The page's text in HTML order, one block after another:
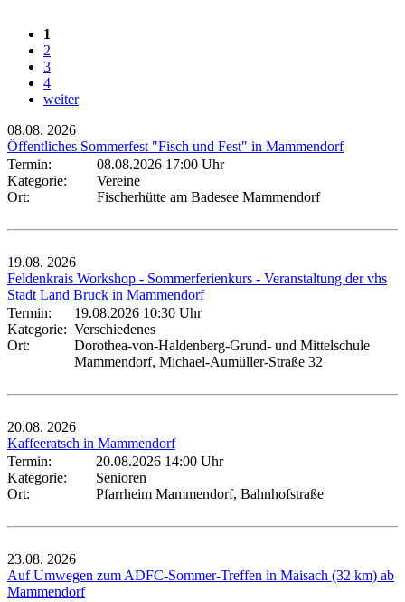
1
2
3
4
weiter
08.08. 2026
Öffentliches Sommerfest "Fisch und Fest" in Mammendorf
Termin:
08.08.2026 17:00 Uhr
Kategorie:
Vereine
Ort:
Fischerhütte am Badesee Mammendorf
19.08. 2026
Feldenkrais Workshop - Sommerferienkurs - Veranstaltung der vhs
Stadt Land Bruck in Mammendorf
Termin:
19.08.2026 10:30 Uhr
Kategorie: Verschiedenes
Ort:
Dorothea-von-Haldenberg-Grund- und Mittelschule
Mammendorf, Michael-Aumüller-Straße 32
20.08. 2026
Kaffeeratsch in Mammendorf
Termin:
20.08.2026 14:00 Uhr
Kategorie:
Senioren
Ort:
Pfarrheim Mammendorf, Bahnhofstraße
23.08. 2026
Auf Umwegen zum ADFC-Sommer-Treffen in Maisach (32 km) ab
Mammendorf